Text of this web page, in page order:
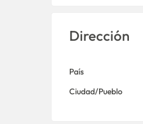
Dirección
País
Ciudad/Pueblo